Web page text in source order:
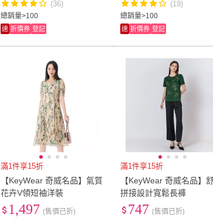
總銷量>100
(36)
速 折價券 登記
總銷量>100
(19)
速 折價券 登記
滿1件享15折
【KeyWear 奇威名品】氣質
花卉V領短袖洋裝
1,497 (售價已折)
滿1件享15折
【KeyWear 奇威名品】
拼接設計寬鬆長褲
747 (售價已折)